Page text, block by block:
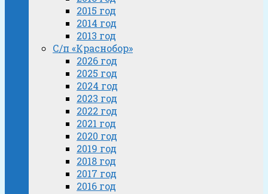
2015 год
2014 год
2013 год
С/п «Краснобор»
2026 год
2025 год
2024 год
2023 год
2022 год
2021 год
2020 год
2019 год
2018 год
2017 год
2016 год